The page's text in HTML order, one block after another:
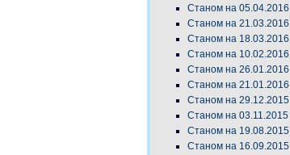
Станом на 05.04.2016
Станом на 21.03.2016
Станом на 18.03.2016
Станом на 10.02.2016
Станом на 26.01.2016
Станом на 21.01.2016
Станом на 29.12.2015
Станом на 03.11.2015
Станом на 19.08.2015
Станом на 16.09.2015